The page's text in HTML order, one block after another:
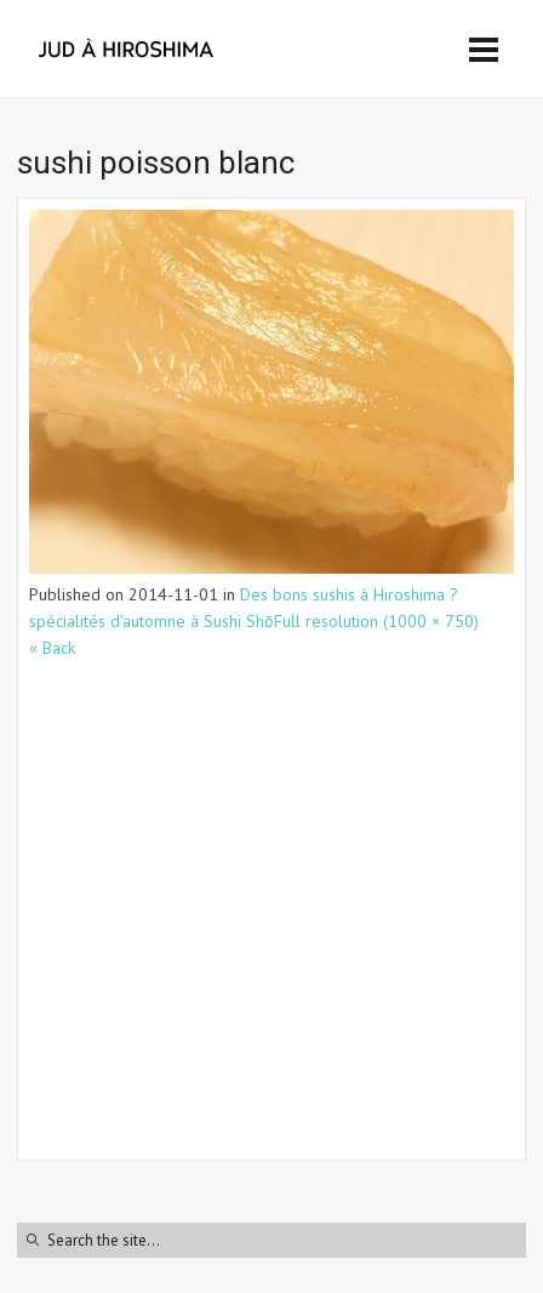
sushi poisson blanc
Published on 2014-11-01 in Des bons sushis à Hiroshima ?
spécialités d’automne à Sushi ShōFull resolution (1000 × 750)
« Back